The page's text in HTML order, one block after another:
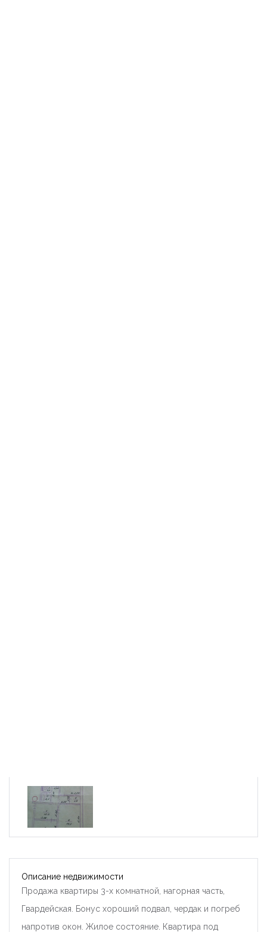
Описание недвижимости
Продажа квартиры 3-х комнатной, нагорная часть,
Гвардейская. Бонус хороший подвал, чердак и погреб
напротив окон. Жилое состояние. Квартира под